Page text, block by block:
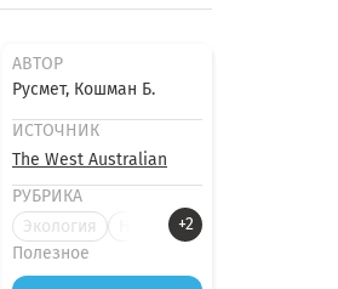
АВТОР
Русмет, Кошман Б.
ИСТОЧНИК
The West Australian
РУБРИКА
Экология
Новост +2
Полезное